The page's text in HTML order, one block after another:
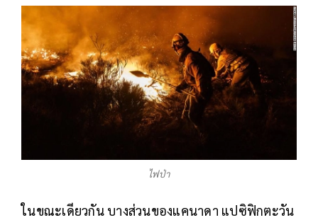
ไฟป่า
ในขณะเดียวกัน บางส่วนของแคนาดา แปซิฟิกตะวัน